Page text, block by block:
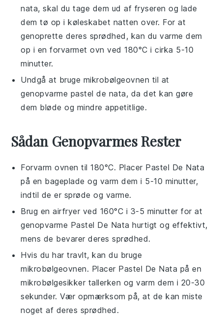
nata, skal du tage dem ud af fryseren og lade
dem tø op i køleskabet natten over. For at
genoprette deres sprødhed, kan du varme dem
op i en forvarmet ovn ved 180°C i cirka 5-10
minutter.
Undgå at bruge mikrobølgeovnen til at
genopvarme pastel de nata, da det kan gøre
dem bløde og mindre appetitlige.
Sådan Genopvarmes Rester
Forvarm ovnen til 180°C. Placer Pastel De Nata
på en bageplade og varm dem i 5-10 minutter,
indtil de er sprøde og varme.
Brug en airfryer ved 160°C i 3-5 minutter for at
genopvarme Pastel De Nata hurtigt og effektivt,
mens de bevarer deres sprødhed.
Hvis du har travlt, kan du bruge
mikrobølgeovnen. Placer Pastel De Nata på en
mikrobølgesikker tallerken og varm dem i 20-30
sekunder. Vær opmærksom på, at de kan miste
noget af deres sprødhed.